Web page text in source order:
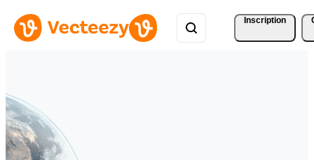
Inscription